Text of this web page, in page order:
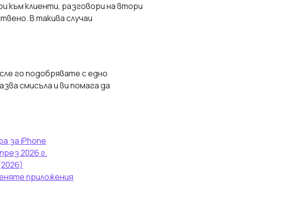
към клиенти, разговори на втори
В такива случаи
го подобрявате с едно
смисъла и ви помага да
за iPhone
2026 г.
приложения